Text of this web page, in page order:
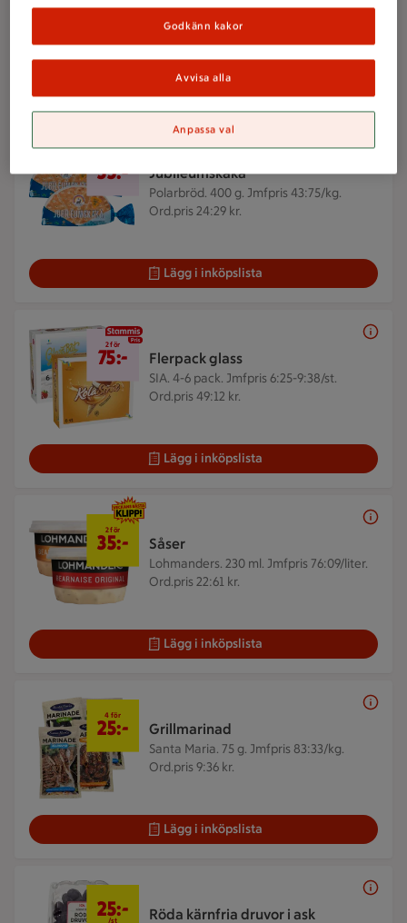
ICAs reklamfilmer
Jubileumskaka
Polarbröd. 400 g. Jmfpris 43:75/kg.
Ord.pris 24:29 kr.
2 för 35 kr
35:-
Lägg i inköpslista
Flerpack glass
SIA. 4-6 pack. Jmfpris 6:25-9:38/st.
Ord.pris 49:12 kr.
2 för 75 kr
2 för
75:-
Lägg i inköpslista
Såser
Lohmanders. 230 ml. Jmfpris 76:09/liter.
Ord.pris 22:61 kr.
2 för 35 kr
2 för
35:-
Lägg i inköpslista
Grillmarinad
Santa Maria. 75 g. Jmfpris 83:33/kg.
Ord.pris 9:36 kr.
4 för 25 kr
4 för
25:-
Lägg i inköpslista
Röda kärnfria druvor i ask
25 kr/st
25:-
/st
Godkänn kakor
Avvisa alla
Anpassa val